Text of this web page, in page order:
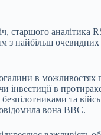
старшого аналітика
з найбільш очевидних
в можливостях
в
та
вона BBC.